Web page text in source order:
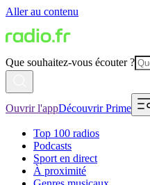
Aller au contenu
Que souhaitez-vous écouter ?
Ouvrir l'appDécouvrir Prime
Top 100 radios
Podcasts
Sport en direct
À proximité